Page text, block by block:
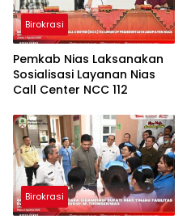
Birokrasi
Pemkab Nias Laksanakan
Sosialisasi Layanan Nias
Call Center NCC 112
Birokrasi